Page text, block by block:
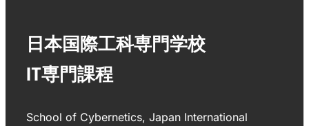
日本国際工科専門学校
IT専門課程
School of Cybernetics, Japan International